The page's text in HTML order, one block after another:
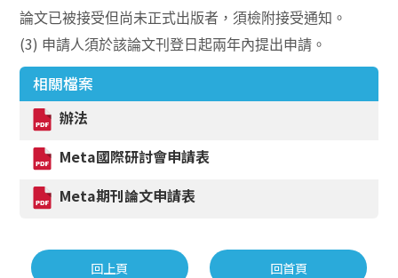
論文已被接受但尚未正式出版者，須檢附接受通知。
(3) 申請人須於該論文刊登日起兩年內提出申請。
相關檔案
辦法
Meta國際研討會申請表
Meta期刊論文申請表
回上頁 回首頁